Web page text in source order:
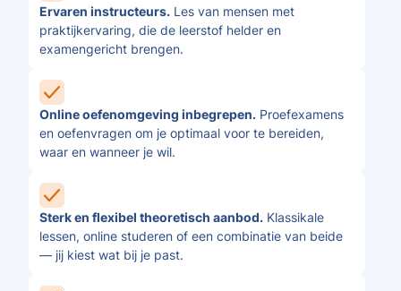
Ervaren instructeurs. Les van mensen met
praktijkervaring, die de leerstof helder en
examengericht brengen.
Online oefenomgeving inbegrepen. Proefexamens
en oefenvragen om je optimaal voor te bereiden,
waar en wanneer je wil.
Sterk en flexibel theoretisch aanbod. Klassikale
lessen, online studeren of een combinatie van beide
— jij kiest wat bij je past.